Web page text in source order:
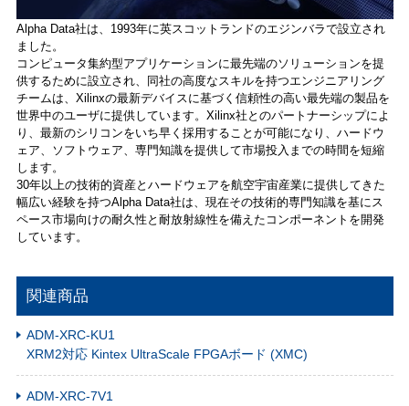
Alpha Data社は、1993年に英スコットランドのエジンバラで設立され
ました。
コンピュータ集約型アプリケーションに最先端のソリューションを提
供するために設立され、同社の高度なスキルを持つエンジニアリング
チームは、Xilinxの最新デバイスに基づく信頼性の高い最先端の製品を
世界中のユーザに提供しています。Xilinx社とのパートナーシップによ
り、最新のシリコンをいち早く採用することが可能になり、ハードウ
ェア、ソフトウェア、専門知識を提供して市場投入までの時間を短縮
します。
30年以上の技術的資産とハードウェアを航空宇宙産業に提供してきた
幅広い経験を持つAlpha Data社は、現在その技術的専門知識を基にス
ペース市場向けの耐久性と耐放射線性を備えたコンポーネントを開発
しています。
関連商品
ADM-XRC-KU1
XRM2対応 Kintex UltraScale FPGAボード (XMC)
ADM-XRC-7V1